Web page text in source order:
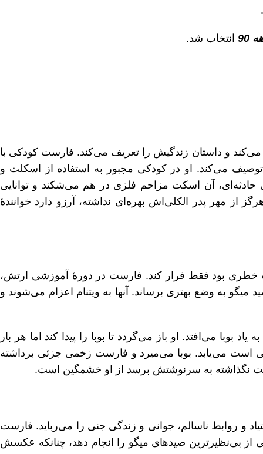
انتخاب شد.
و داستان زندگیش را تعریف می‌کند. فارست کودکی با
می‌کند. او در کودکی مجبور به استفاده از اسکلت و
آن اسکت مزاحم فلزی در هم می‌شکند و توانایی
از مهر پدر الکلی‌اش بهره‌ای نداشته، آرزو دارد خوانندهٔ
خطری بود فقط فرار کند. فارست در دورهٔ آموزشی ارتش،
به وضع بهتری برساند. آنها به ویتنام اعزام می‌شوند و
می‌افتد. او باز می‌گردد تا بوبا را پیدا کند اما هر بار
است می‌یابد. بوبا می‌میرد و فارست زخمی جزئی برداشته
نگذاشته به سرنوشتش برسد از او خشمگین است.
و روابط ناسالم، جوانی و زندگی جنی را می‌رباید. فارست
بی‌نظیرترین صیدهای میگو را انجام دهد، چنانکه عکسش